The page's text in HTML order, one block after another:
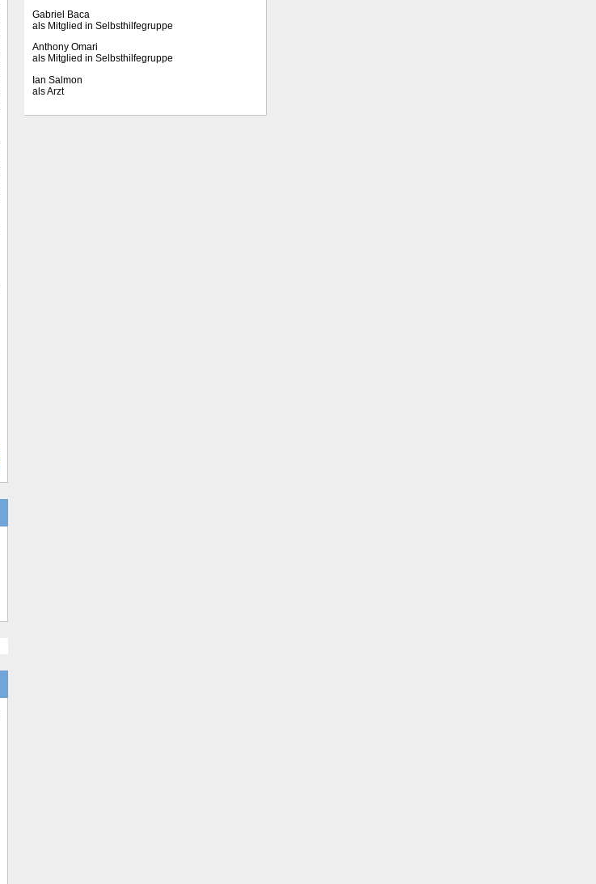
Gabriel Baca
als Mitglied in Selbsthilfegruppe
Anthony Omari
als Mitglied in Selbsthilfegruppe
Ian Salmon
als Arzt